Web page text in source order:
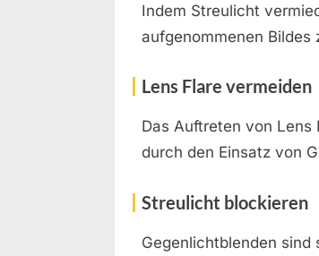
Indem Streulicht
aufgenommenen Bildes
Lens Flare vermeiden
Das Auftreten von
durch den Einsatz von
Streulicht blockieren
Gegenlichtblenden